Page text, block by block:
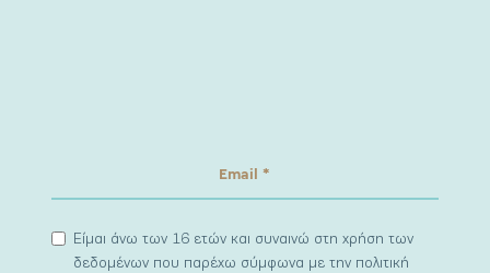
Είμαι άνω των 16 ετών και συναινώ στη χρήση των
δεδομένων που παρέχω σύμφωνα με την πολιτική